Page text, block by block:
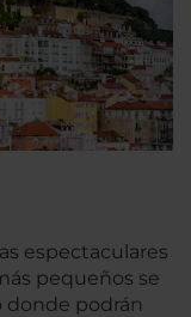
espectaculares
pequeños se
donde podrán